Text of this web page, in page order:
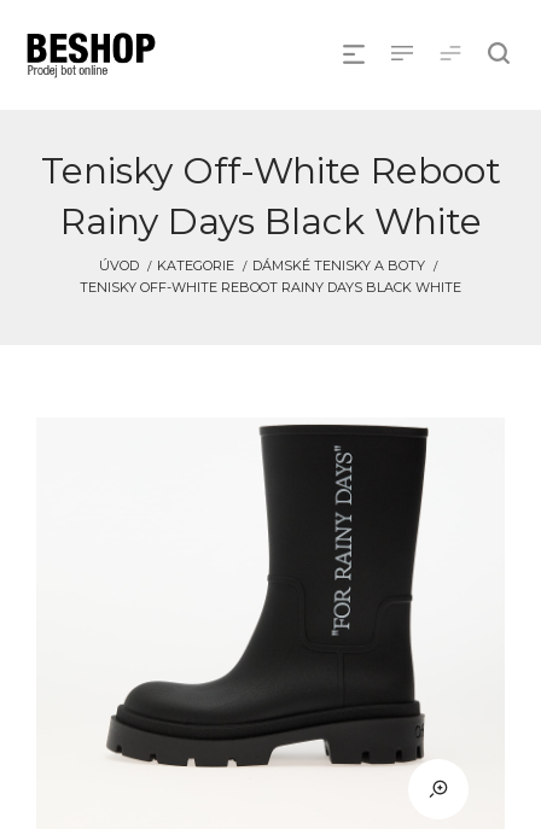
Tenisky Off-White Reboot
Rainy Days Black White
ÚVOD KATEGORIE
DÁMSKÉ TENISKY A BOTY
TENISKY OFF-WHITE REBOOT RAINY DAYS BLACK WHITE